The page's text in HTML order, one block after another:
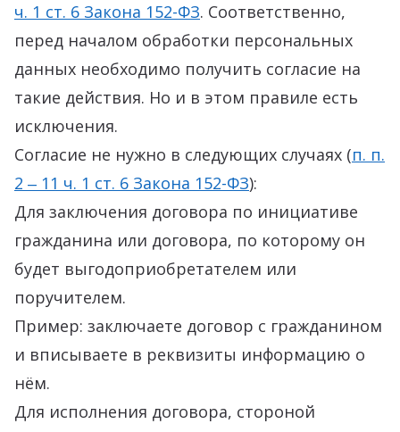
ч. 1 ст. 6 Закона 152-ФЗ. Соответственно,
перед началом обработки персональных
данных необходимо получить согласие на
такие действия. Но и в этом правиле есть
исключения.
Согласие не нужно в следующих случаях (п. п.
2 ‒ 11 ч. 1 ст. 6 Закона 152-ФЗ):
Для заключения договора по инициативе
гражданина или договора, по которому он
будет выгодоприобретателем или
поручителем.
Пример: заключаете договор с гражданином
и вписываете в реквизиты информацию о
нём.
Для исполнения договора, стороной